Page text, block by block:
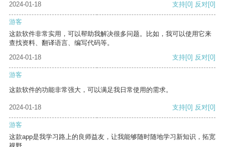
2024-01-18 支持[0] 反对[0]
游客
这款软件非常实用，可以帮助我解决很多问题。比如，我可以使用它来
查找资料、翻译语言、编写代码等。
2024-01-18
支持[0] 反对[0]
游客
这款软件的功能非常强大，可以满足我日常使用的需求。
2024-01-18 支持[0] 反对[0]
游客
这款app是我学习路上的良师益友，让我能够随时随地学习新知识，拓宽